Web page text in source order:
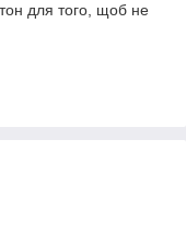
для того, щоб не